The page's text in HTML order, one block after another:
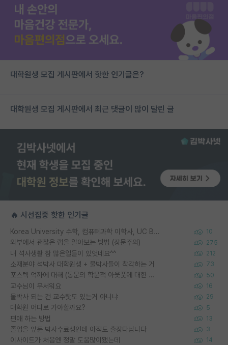
대학원생 모집 게시판에서 핫한 인기글은?
대학원생 모집 게시판에서 최근 댓글이 많이 달린 글
🔥 시선집중 핫한 인기글
Korea University 수학, 컴퓨터과학 이학사, UC Berkeley 산업공학 대학원 공학박사가 되는 것은 쉽지 않겠죠? 10
외부에서 괜찮은 랩을 알아보는 방법 (장문주의) 275
내 석사생활 참 많은일들이 있엇네요^^ 212
소재분야 석박사 대학원생 + 물박사들이 착각하는 거 73
포스텍 억까에 대해 (동문의 학문적 아웃풋에 대한 반박) 50
교수님이 무서워요 16
물박사 되는 건 교수탓도 있는거 아니냐 29
대학원 어디로 가야할까요? 5
편애 하는 방법 13
졸업을 앞둔 박사수료생인데 아직도 출장다닙니다 3
이사이트가 처음엔 정말 도움많이됐는데 14